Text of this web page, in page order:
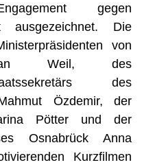
gegen
ausgezeichnet. Die
von
Weil, des
des
Özdemir, der
Pötter und der
Osnabrück Anna
Kurzfilmen